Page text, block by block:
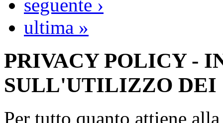
seguente ›
ultima »
PRIVACY POLICY -
SULL'UTILIZZO DEI
Per tutto quanto attiene